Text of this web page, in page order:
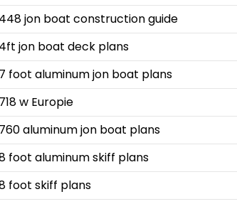
jon boat construction guide
jon boat deck plans
foot aluminum jon boat plans
w Europie
aluminum jon boat plans
foot aluminum skiff plans
foot skiff plans